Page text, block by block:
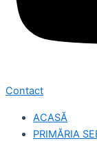
Contact
ACASĂ
PRIMĂRIA